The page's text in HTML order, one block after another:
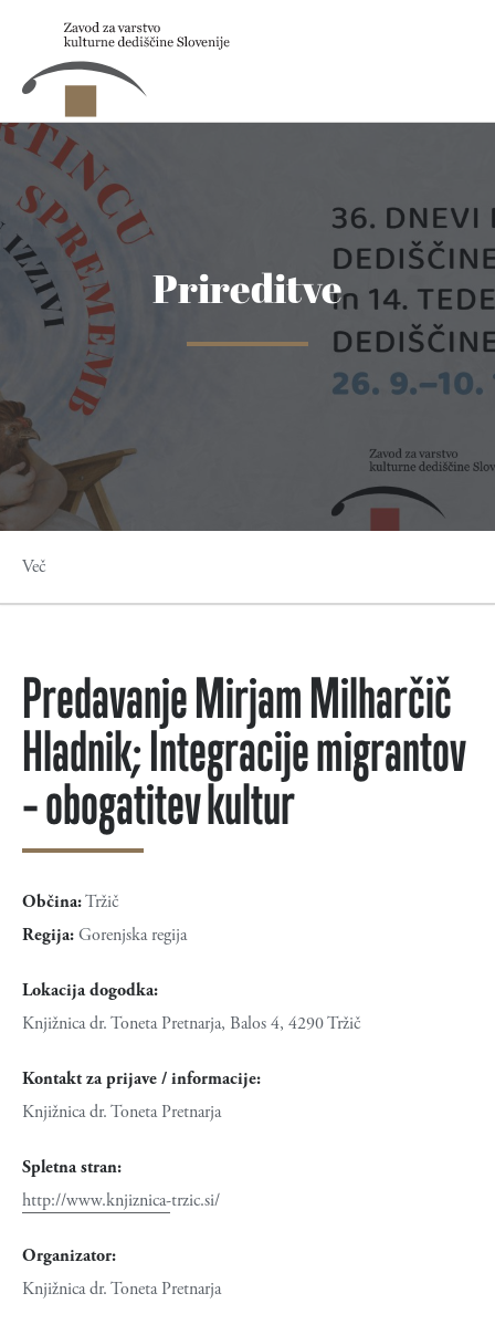
Skip to main content
Prireditve
Več
Predavanje Mirjam Milharčič
Hladnik; Integracije migrantov
– obogatitev kultur
Občina:Tržič
Regija:Gorenjska regija
Lokacija dogodka:
Knjižnica dr. Toneta Pretnarja, Balos 4, 4290 Tržič
Kontakt za prijave / informacije:
Knjižnica dr. Toneta Pretnarja
Spletna stran:
http://www.knjiznica-trzic.si/
Organizator:
Knjižnica dr. Toneta Pretnarja